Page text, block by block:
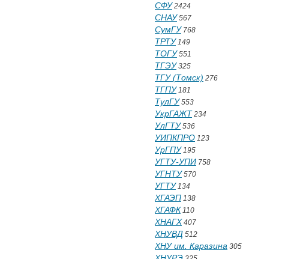
СФУ2424
СНАУ567
СумГУ768
ТРТУ149
ТОГУ551
ТГЭУ325
ТГУ (Томск) 276
ТГПУ181
ТулГУ553
УкрГАЖТ 234
УлГТУ536
УИПКПРО 123
УрГПУ195
УГТУ-УПИ 758
УГНТУ570
УГТУ134
ХГАЭП 138
ХГАФК 110
ХНАГХ 407
ХНУВД 512
ХНУ им. Каразина 305